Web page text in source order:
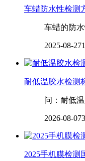
车蜡防水性检测
车蜡的防
2025-08-27
耐低温胶水检测
问：耐低
2026-08-073
2025手机膜检测